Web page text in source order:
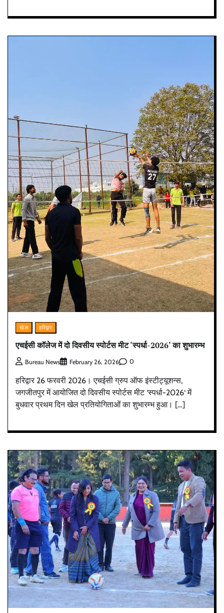
खेल हरिद्वार
एचईसी कॉलेज में दो दिवसीय स्पोर्टस मीट ‘स्पर्धा-2026‘ का शुभारम्भ
Bureau News February 26, 2026 0
हरिद्वार 26 फरवरी 2026। एचईसी ग्रुप ऑफ इंस्टीट्यूशन्स,
जगजीतपुर में आयोजित दो दिवसीय स्पोर्टस मीट ‘स्पर्धा-2026‘ में
बुधवार प्रथम दिन खेल प्रतियोगिताओं का शुभारम्भ हुआ। […]